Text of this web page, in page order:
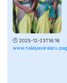
🕑 2025-12-23T16:16